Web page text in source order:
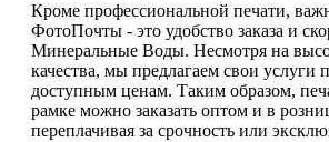
Кроме профессиональной печати,
ФотоПочты - это удобство заказа и
Минеральные Воды. Несмотря на
качества, мы предлагаем свои услуги
доступным ценам. Таким образом,
рамке можно заказать оптом и в
переплачивая за срочность или